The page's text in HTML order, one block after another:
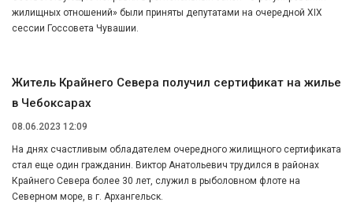
жилищных отношений» были приняты депутатами на очередной XIX
сессии Госсовета Чувашии.
Житель Крайнего Севера получил сертификат на жилье
в Чебоксарах
08.06.2023 12:09
На днях счастливым обладателем очередного жилищного сертификата
стал еще один гражданин. Виктор Анатольевич трудился в районах
Крайнего Севера более 30 лет, служил в рыболовном флоте на
Северном море, в г. Архангельск.